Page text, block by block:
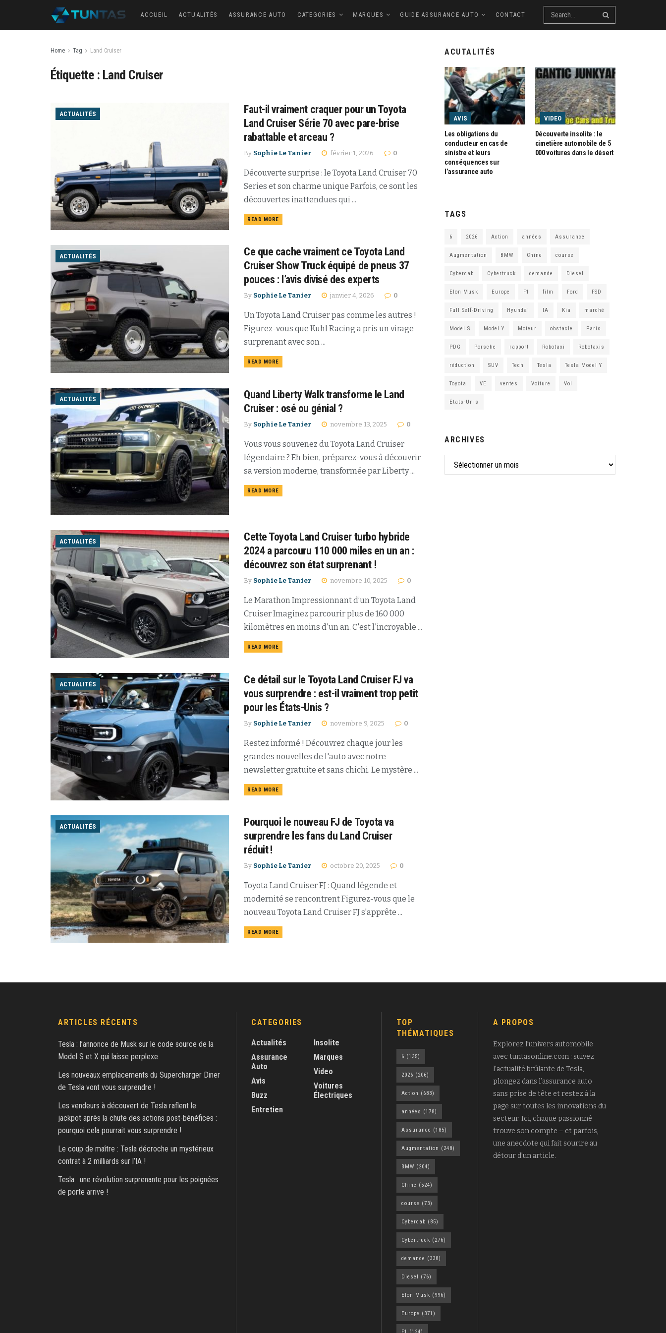
ACCUEIL ACTUALITÉS ASSURANCE AUTO CATEGORIES MARQUES GUIDE ASSURANCE AUTO CONTACT
Home Tag Land Cruiser
Étiquette : Land Cruiser
ACTUALITÉS
Faut-il vraiment craquer pour un Toyota
Land Cruiser Série 70 avec pare-brise
rabattable et arceau ?
By Sophie Le Tanier février 1, 2026 0
Découverte surprise : le Toyota Land Cruiser 70
Series et son charme unique Parfois, ce sont les
découvertes inattendues qui ...
READ MORE
ACTUALITÉS
Ce que cache vraiment ce Toyota Land
Cruiser Show Truck équipé de pneus 37
pouces : l’avis divisé des experts
By Sophie Le Tanier janvier 4, 2026 0
Un Toyota Land Cruiser pas comme les autres !
Figurez-vous que Kuhl Racing a pris un virage
surprenant avec son ...
READ MORE
ACTUALITÉS
Quand Liberty Walk transforme le Land
Cruiser : osé ou génial ?
By Sophie Le Tanier novembre 13, 2025 0
Vous vous souvenez du Toyota Land Cruiser
légendaire ? Eh bien, préparez-vous à découvrir
sa version moderne, transformée par Liberty ...
READ MORE
ACTUALITÉS
Cette Toyota Land Cruiser turbo hybride
2024 a parcouru 110 000 miles en un an :
découvrez son état surprenant !
By Sophie Le Tanier novembre 10, 2025 0
Le Marathon Impressionnant d’un Toyota Land
Cruiser Imaginez parcourir plus de 160 000
kilomètres en moins d'un an. C'est l'incroyable ...
READ MORE
ACTUALITÉS
Ce détail sur le Toyota Land Cruiser FJ va
vous surprendre : est-il vraiment trop petit
pour les États-Unis ?
By Sophie Le Tanier novembre 9, 2025 0
Restez informé ! Découvrez chaque jour les
grandes nouvelles de l'auto avec notre
newsletter gratuite et sans chichi. Le mystère ...
READ MORE
ACTUALITÉS
Pourquoi le nouveau FJ de Toyota va
surprendre les fans du Land Cruiser
réduit !
By Sophie Le Tanier octobre 20, 2025 0
Toyota Land Cruiser FJ : Quand légende et
modernité se rencontrent Figurez-vous que le
nouveau Toyota Land Cruiser FJ s'apprête ...
READ MORE
ACUTALITÉS
AVIS
Les obligations du
conducteur en cas de
sinistre et leurs
conséquences sur
l’assurance auto
VIDEO
Découverte insolite : le
cimetière automobile de 5
000 voitures dans le désert
TAGS
6 2026 Action années Assurance
Augmentation BMW Chine course
Cybercab Cybertruck demande Diesel
Elon Musk Europe F1 film Ford FSD
Full Self-Driving Hyundai IA Kia marché
Model S Model Y Moteur obstacle Paris
PDG Porsche rapport Robotaxi Robotaxis
réduction SUV Tech Tesla Tesla Model Y
Toyota VE ventes Voiture Vol
États-Unis
ARCHIVES
ARTICLES RÉCENTS
Tesla : l’annonce de Musk sur le code source de la
Model S et X qui laisse perplexe
Les nouveaux emplacements du Supercharger Diner
de Tesla vont vous surprendre !
Les vendeurs à découvert de Tesla raflent le
jackpot après la chute des actions post-bénéfices :
pourquoi cela pourrait vous surprendre !
Le coup de maître : Tesla décroche un mystérieux
contrat à 2 milliards sur l’IA !
Tesla : une révolution surprenante pour les poignées
de porte arrive !
CATEGORIES
Actualités
Assurance
Auto
Avis
Buzz
Entretien
Insolite
Marques
Video
Voitures
Électriques
TOP
THÉMATIQUES
6 (135)
2026 (206)
Action (683)
années (178)
Assurance (185)
Augmentation (248)
BMW (204)
Chine (524)
course (73)
Cybercab (85)
Cybertruck (276)
demande (338)
Diesel (76)
Elon Musk (996)
Europe (371)
A PROPOS
Explorez l’univers automobile
avec tuntasonline.com : suivez
l’actualité brûlante de Tesla,
plongez dans l’assurance auto
sans prise de tête et restez à la
page sur toutes les innovations du
secteur. Ici, chaque passionné
trouve son compte – et parfois,
une anecdote qui fait sourire au
détour d’un article.